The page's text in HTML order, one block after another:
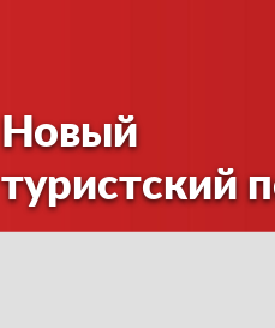
Новый
туристский